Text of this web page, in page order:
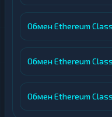
Обмен Ethereum
Обмен Ethereum
Обмен Ethereum